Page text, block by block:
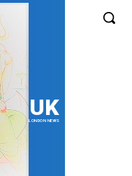
UK
LONDON NEWS